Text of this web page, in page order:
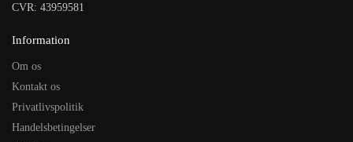
CVR: 43959581
Information
Om os
Kontakt os
Privatlivspolitik
Handelsbetingelser